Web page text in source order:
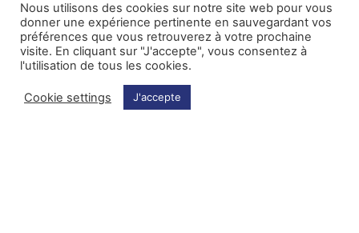
08.09.2022
Nous utilisons des cookies sur notre site web pour vous
donner une expérience pertinente en sauvegardant vos
préférences que vous retrouverez à votre prochaine
visite. En cliquant sur "J'accepte", vous consentez à
l'utilisation de tous les cookies.
Cookie settings J'accepte